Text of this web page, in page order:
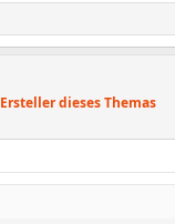
Ersteller dieses Themas